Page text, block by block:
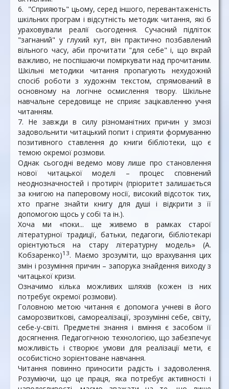
6. "Сприяють" цьому, серед іншого, перевантаженість
шкільних програм і відсутність методик читання, які б
ураховували реалії сьогодення. Сучасний підліток
"загнаний" у глухий кут, він практично позбавлений
вільного часу, аби прочитати "для себе" і, що вкрай
важливо, не поспішаючи поміркувати над прочитаним.
Шкільні методики читання пропагують нехудожній
спосіб роботи з художнім текстом, спрямований в
основному на логічне осмислення твору. Шкільне
навчальне середовище не сприяє зацікавленню учня
читанням.
7. Не завжди в силу різноманітних причин у змозі
задовольнити читацький попит і сприяти формуванню
позитивного ставлення до книги бібліотеки, що є
темою окремої розмови.
Однак сьогодні ведемо мову лише про становлення
нової читацької моделі – процес сповнений
неоднозначностей і протиріч (пріоритет залишається
за книгою на паперовому носії, високий відсоток тих,
хто прагне знайти книгу для душі і відкрити з її
допомогою щось у собі та ін.).
Хоча ми «поки... ще живемо в рамках старої
літературної традиції, батьки, педагоги, бібліотекарі
орієнтуються на стару літературну модель» (А.
Кобзаренко)13. Маємо зрозуміти, що врахування цих
змін і розуміння причин – запорука знайдення виходу з
читацької кризи.
Означимо кілька можливих шляхів (кожен із них
потребує окремої розмови).
Головною метою читання є допомога учневі в його
саморозвиткові, самореалізації, зрозумінні себе, світу,
себе-у-світі. Предметні знання і вміння є засобом її
досягнення. Педагогічною технологією, що забезпечує
можливість і створює умови для реалізації мети, є
особистісно зорієнтоване навчання.
Читання повинно приносити радість і задоволення.
Розуміючи, що це праця, яка потребує активності і